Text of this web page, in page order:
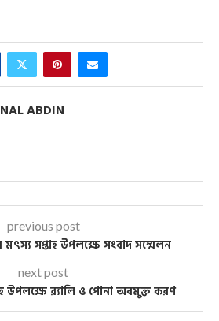
ABDIN
previous post
সপ্তাহ উপলক্ষে সংবাদ সম্মেলন
next post
উপলক্ষে র‌্যালি ও পোনা অবমুক্ত করণ